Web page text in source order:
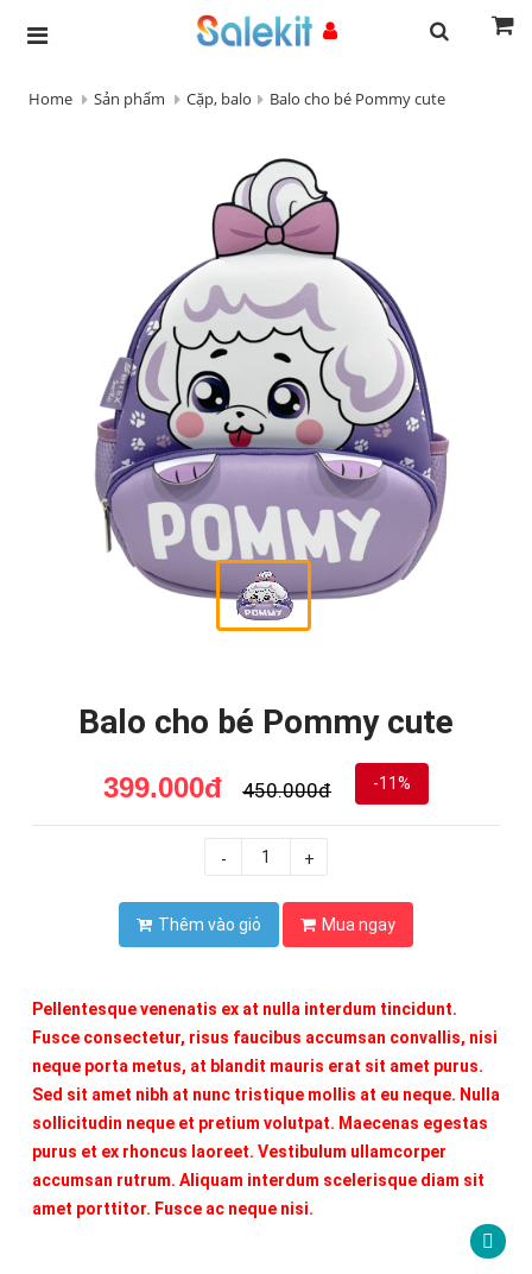
Home Sản phẩm Cặp, balo Balo cho bé Pommy cute
Balo cho bé Pommy cute
399.000đ 450.000đ -11%
- +
Thêm vào giỏ Mua ngay
Pellentesque venenatis ex at nulla interdum tincidunt.
Fusce consectetur, risus faucibus accumsan convallis, nisi
neque porta metus, at blandit mauris erat sit amet purus.
Sed sit amet nibh at nunc tristique mollis at eu neque. Nulla
sollicitudin neque et pretium volutpat. Maecenas egestas
purus et ex rhoncus laoreet. Vestibulum ullamcorper
accumsan rutrum. Aliquam interdum scelerisque diam sit
amet porttitor. Fusce ac neque nisi.